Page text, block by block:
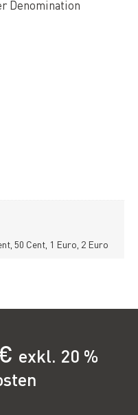
Denomination
50 Cent, 1 Euro, 2 Euro
exkl. 20 %